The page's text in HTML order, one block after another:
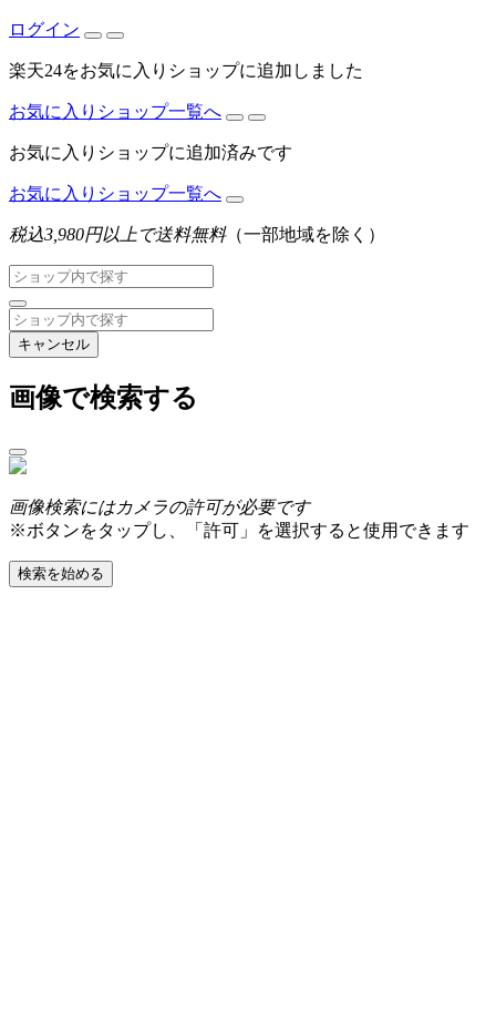
ログイン
楽天24をお気に入りショップに追加しました
お気に入りショップ一覧へ
お気に入りショップに追加済みです
お気に入りショップ一覧へ
税込3,980円以上で送料無料（一部地域を除く）
キャンセル
画像で検索する
画像検索にはカメラの許可が必要です
※ボタンをタップし、「許可」を選択すると使用できます
検索を始める